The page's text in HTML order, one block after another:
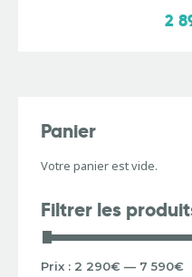
2
Panier
Votre panier est vide.
Filtrer les
Prix : 2 290€ — 7 590€